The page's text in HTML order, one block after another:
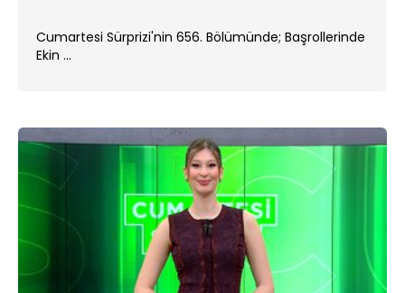
Cumartesi Sürprizi'nin 656. Bölümünde; Başrollerinde
Ekin ...